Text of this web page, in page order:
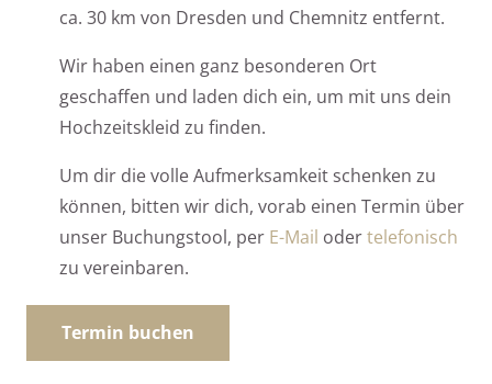
ca. 30 km von Dresden und Chemnitz entfernt.
Wir haben einen ganz besonderen Ort
geschaffen und laden dich ein, um mit uns dein
Hochzeitskleid zu finden.
Um dir die volle Aufmerksamkeit schenken zu
können, bitten wir dich, vorab einen Termin über
unser Buchungstool, per E-Mail odertelefonisch
zu vereinbaren.
Termin buchen